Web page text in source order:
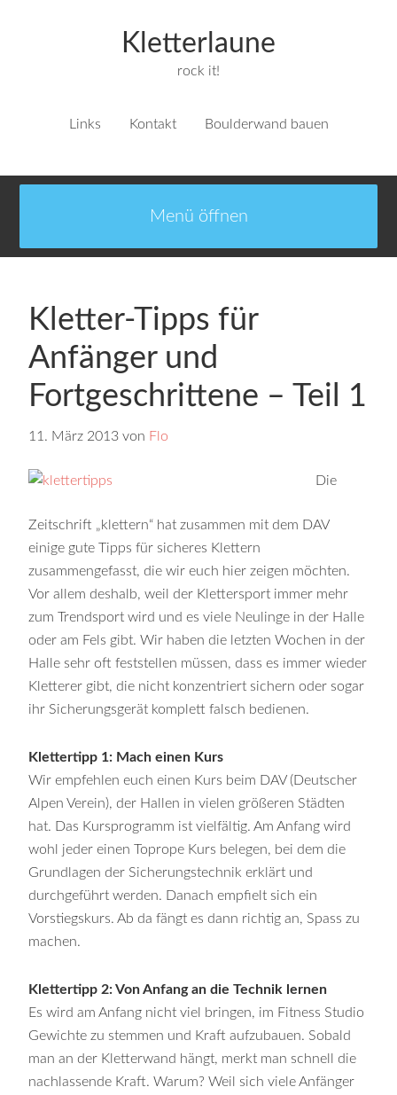
Kletterlaune
rock it!
Links Kontakt Boulderwand bauen
Kletter-Tipps für
Anfänger und
Fortgeschrittene – Teil 1
11. März 2013 von Flo
Die
Zeitschrift „klettern“ hat zusammen mit dem DAV
einige gute Tipps für sicheres Klettern
zusammengefasst, die wir euch hier zeigen möchten.
Vor allem deshalb, weil der Klettersport immer mehr
zum Trendsport wird und es viele Neulinge in der Halle
oder am Fels gibt. Wir haben die letzten Wochen in der
Halle sehr oft feststellen müssen, dass es immer wieder
Kletterer gibt, die nicht konzentriert sichern oder sogar
ihr Sicherungsgerät komplett falsch bedienen.
Klettertipp 1: Mach einen Kurs
Wir empfehlen euch einen Kurs beim DAV (Deutscher
Alpen Verein), der Hallen in vielen größeren Städten
hat. Das Kursprogramm ist vielfältig. Am Anfang wird
wohl jeder einen Toprope Kurs belegen, bei dem die
Grundlagen der Sicherungstechnik erklärt und
durchgeführt werden. Danach empfielt sich ein
Vorstiegskurs. Ab da fängt es dann richtig an, Spass zu
machen.
Klettertipp 2: Von Anfang an die Technik lernen
Es wird am Anfang nicht viel bringen, im Fitness Studio
Gewichte zu stemmen und Kraft aufzubauen. Sobald
man an der Kletterwand hängt, merkt man schnell die
nachlassende Kraft. Warum? Weil sich viele Anfänger